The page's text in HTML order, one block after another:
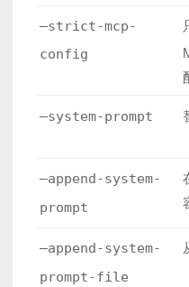
–strict-mcp-
config
–system-prompt
–append-system-
prompt
–append-system-
prompt-file